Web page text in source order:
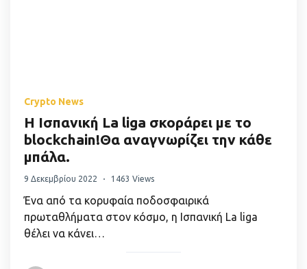
Crypto News
Η Ισπανική La liga σκοράρει με το
blockchain!Θα αναγνωρίζει την κάθε
μπάλα.
9 Δεκεμβρίου 2022 1463 Views
Ένα από τα κορυφαία ποδοσφαιρικά
πρωταθλήματα στον κόσμο, η Ισπανική La liga
θέλει να κάνει…